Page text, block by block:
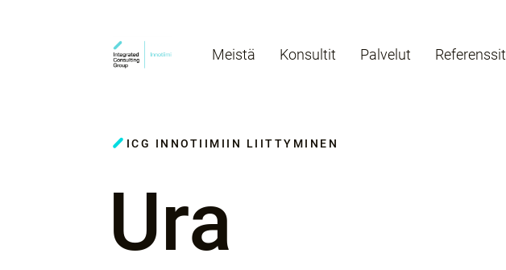
Meistä Konsultit Palvelut Referenssit
ICG INNOTIIMIIN LIITTYMINEN
Ura